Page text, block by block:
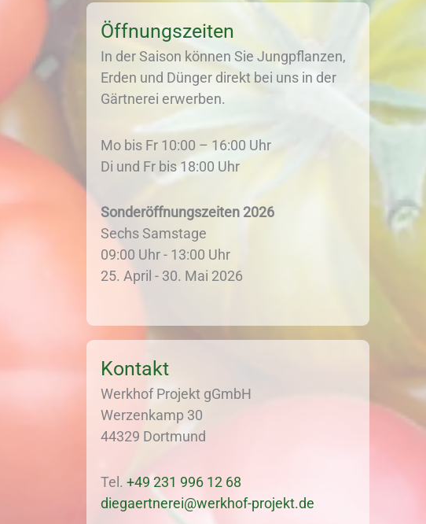
Öffnungszeiten
In der Saison können Sie Jungpflanzen,
Erden und Dünger direkt bei uns in der
Gärtnerei erwerben.
Mo bis Fr 10:00 – 16:00 Uhr
Di und Fr bis 18:00 Uhr
Sonderöffnungszeiten 2026
Sechs Samstage
09:00 Uhr - 13:00 Uhr
25. April - 30. Mai 2026
Kontakt
Werkhof Projekt gGmbH
Werzenkamp 30
44329 Dortmund
Tel. +49 231 996 12 68
diegaertnerei@werkhof-projekt.de